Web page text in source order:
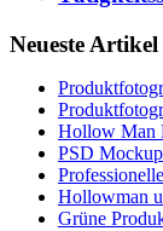
Neueste Artikel
Hollow Man
PSD
Hollowman
Grüne